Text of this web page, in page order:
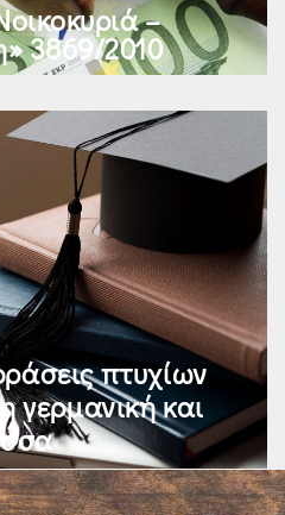
–
3869/2010
πτυχίων
γερμανική και